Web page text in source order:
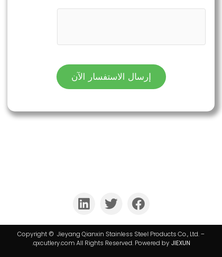
إرسال الاستفسار الآن
Copyright © Jieyang Qianxin Stainless Steel Products Co., Ltd. –
qxcutlery.com All Rights Reserved. Powered by JIEXUN
.